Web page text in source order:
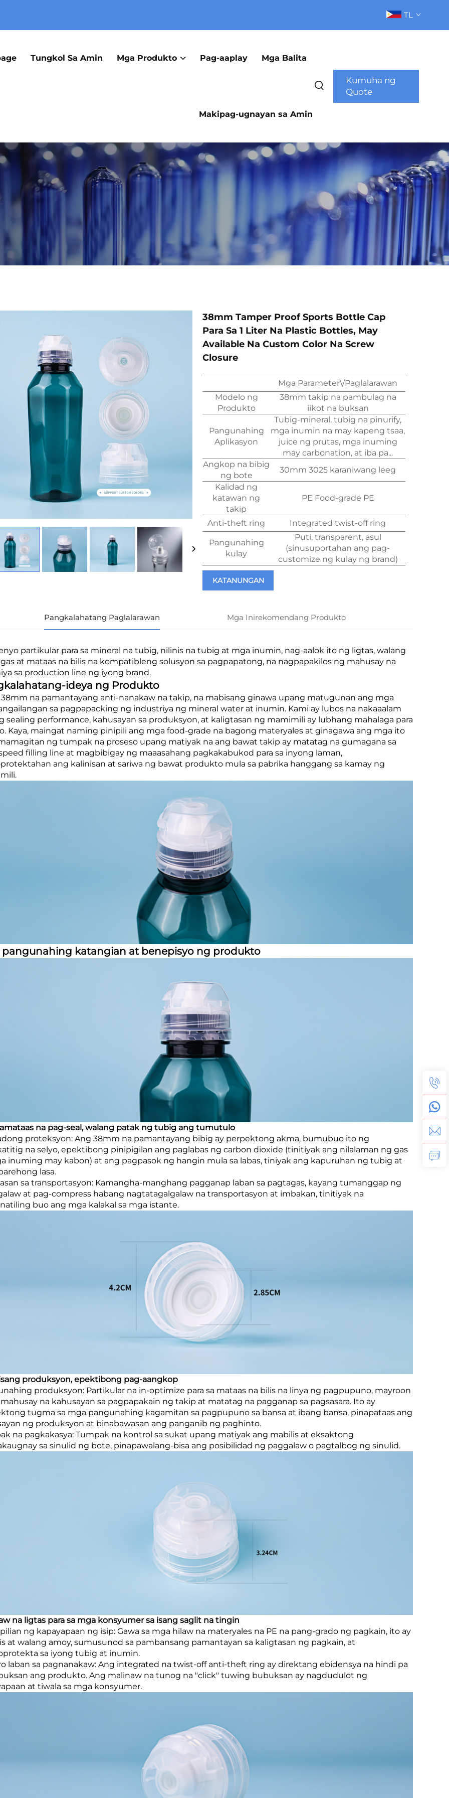
TL
Tungkol Sa Amin Mga Produkto Pag-aaplay Mga Balita
Makipag-ugnayan sa Amin
Kumuha ng
Quote
38mm Tamper Proof Sports Bottle Cap
Para Sa 1 Liter Na Plastic Bottles, May
Available Na Custom Color Na Screw
Closure
Mga Parameter\/Paglalarawan
Modelo ng
Produkto
38mm takip na pambulag na
iikot na buksan
Pangunahing
Aplikasyon
Tubig-mineral, tubig na pinurify,
mga inumin na may kapeng tsaa,
juice ng prutas, mga inuming
may carbonation, at iba pa...
Angkop na bibig
ng bote
30mm 3025 karaniwang leeg
Kalidad ng
katawan ng
takip
PE Food-grade PE
Anti-theft ring Integrated twist-off ring
Pangunahing
kulay
Puti, transparent, asul
(sinusuportahan ang pag-
customize ng kulay ng brand)
KATANUNGAN
Pangkalahatang Paglalarawan Mga Inirekomendang Produkto
partikular para sa mineral na tubig, nilinis na tubig at mga inumin, nag-aalok ito ng ligtas, walang
at mataas na bilis na kompatibleng solusyon sa pagpapatong, na nagpapakilos ng mahusay na
sa production line ng iyong brand.
ideya ng Produkto
na pamantayang anti-nanakaw na takip, na mabisang ginawa upang matugunan ang mga
sa pagpapacking ng industriya ng mineral water at inumin. Kami ay lubos na nakaaalam
sealing performance, kahusayan sa produksyon, at kaligtasan ng mamimili ay lubhang mahalaga para
Kaya, maingat naming pinipili ang mga food-grade na bagong materyales at ginagawa ang mga ito
ng tumpak na proseso upang matiyak na ang bawat takip ay matatag na gumagana sa
filling line at magbibigay ng maaasahang pagkakabukod para sa inyong laman,
ang kalinisan at sariwa ng bawat produkto mula sa pabrika hanggang sa kamay ng
pangunahing katangian at benepisyo ng produkto
na pag-seal, walang patak ng tubig ang tumutulo
proteksyon: Ang 38mm na pamantayang bibig ay perpektong akma, bumubuo ito ng
na selyo, epektibong pinipigilan ang paglabas ng carbon dioxide (tinitiyak ang nilalaman ng gas
inuming may kabon) at ang pagpasok ng hangin mula sa labas, tiniyak ang kapuruhan ng tubig at
lasa.
sa transportasyon: Kamangha-manghang pagganap laban sa pagtagas, kayang tumanggap ng
at pag-compress habang nagtatagalgalaw na transportasyon at imbakan, tinitiyak na
buo ang mga kalakal sa mga istante.
produksyon, epektibong pag-aangkop
produksyon: Partikular na in-optimize para sa mataas na bilis na linya ng pagpupuno, mayroon
na kahusayan sa pagpapakain ng takip at matatag na pagganap sa pagsasara. Ito ay
tugma sa mga pangunahing kagamitan sa pagpupuno sa bansa at ibang bansa, pinapataas ang
ng produksyon at binabawasan ang panganib ng paghinto.
na pagkakasya: Tumpak na kontrol sa sukat upang matiyak ang mabilis at eksaktong
sa sinulid ng bote, pinapawalang-bisa ang posibilidad ng paggalaw o pagtalbog ng sinulid.
na ligtas para sa mga konsyumer sa isang saglit na tingin
ng kapayapaan ng isip: Gawa sa mga hilaw na materyales na PE na pang-grado ng pagkain, ito ay
at walang amoy, sumusunod sa pambansang pamantayan sa kaligtasan ng pagkain, at
sa iyong tubig at inumin.
laban sa pagnanakaw: Ang integrated na twist-off anti-theft ring ay direktang ebidensya na hindi pa
ang produkto. Ang malinaw na tunog na "click" tuwing bubuksan ay nagdudulot ng
at tiwala sa mga konsyumer.